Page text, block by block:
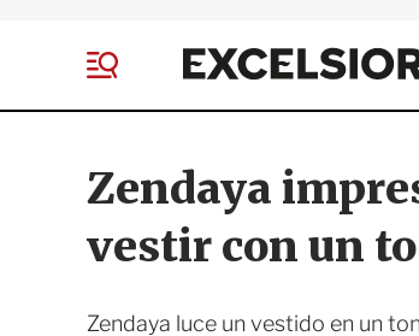
e
Zendaya
vestir con un
Zendaya luce un vestido en un